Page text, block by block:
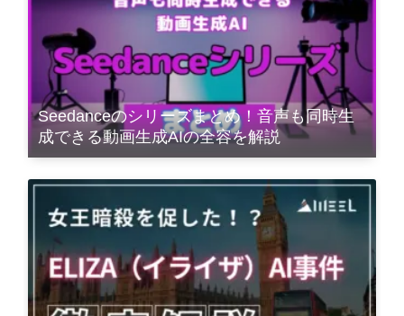
Seedanceのシリーズまとめ！音声も同時生
成できる動画生成AIの全容を解説